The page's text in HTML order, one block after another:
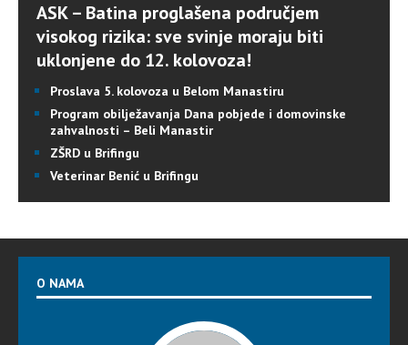
ASK – Batina proglašena područjem
visokog rizika: sve svinje moraju biti
uklonjene do 12. kolovoza!
Proslava 5. kolovoza u Belom Manastiru
Program obilježavanja Dana pobjede i domovinske
zahvalnosti – Beli Manastir
ZŠRD u Brifingu
Veterinar Benić u Brifingu
O NAMA